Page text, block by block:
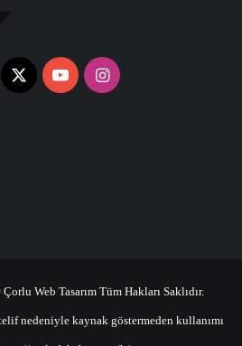
X YouTubeInstagram
Web Tasarım Tüm Hakları Saklıdır.
nedeniyle kaynak göstermeden kullanımı